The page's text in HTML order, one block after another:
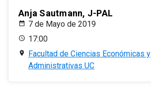
Anja Sautmann, J-PAL
7 de Mayo de 2019
17:00
Facultad de Ciencias Económicas y
Administrativas UC